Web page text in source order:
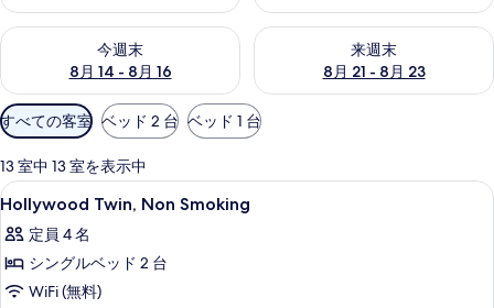
今週末
8月 14 - 8月 16
今週末 8月 14 - 8月 16 の空室状況をチェック
来週末
8月 21 - 8月 23
来週末 8月 21 - 8月 23 の空室
利
用
可
能
な
客
室
の
すべての客室 ベッド 2 台 ベッド 1 台
13 室中 13 室を表示中
Hollywood
Twin,
Non
Smoking
の
羽毛の掛け布団、セーフティボック
1
Hollywood Twin, Non Smoking
定員 4 名
シングルベッド 2 台
WiFi (無料)